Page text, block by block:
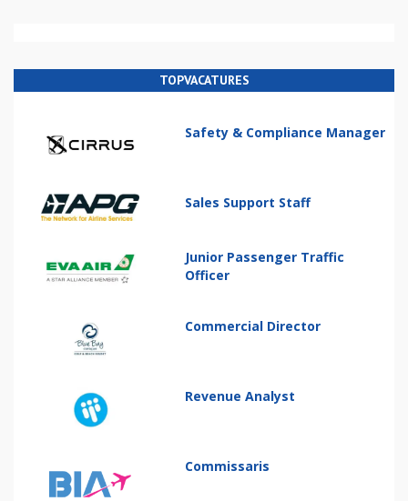
TOPVACATURES
Safety & Compliance Manager
Sales Support Staff
Junior Passenger Traffic
Officer
Commercial Director
Revenue Analyst
Commissaris